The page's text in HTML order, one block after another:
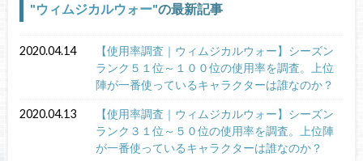
ウィムジカルウォー の最新記事
2020.04.14
【使用率調査｜ウィムジカルウォー】シーズン
ランク５１位～１００位の使用率を調査。上位
陣が一番使っているキャラクターは誰なのか？
2020.04.13
【使用率調査｜ウィムジカルウォー】シーズン
ランク３１位～５０位の使用率を調査。上位陣
が一番使っているキャラクターは誰なのか？